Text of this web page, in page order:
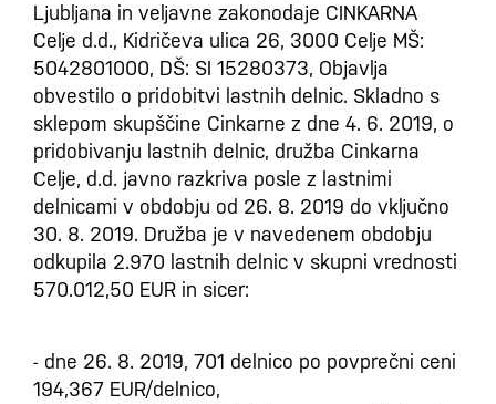
Ljubljana in veljavne zakonodaje CINKARNA
Celje d.d., Kidričeva ulica 26, 3000 Celje MŠ:
5042801000, DŠ: SI 15280373, Objavlja
obvestilo o pridobitvi lastnih delnic. Skladno s
sklepom skupščine Cinkarne z dne 4. 6. 2019, o
pridobivanju lastnih delnic, družba Cinkarna
Celje, d.d. javno razkriva posle z lastnimi
delnicami v obdobju od 26. 8. 2019 do vključno
30. 8. 2019. Družba je v navedenem obdobju
odkupila 2.970 lastnih delnic v skupni vrednosti
570.012,50 EUR in sicer:
- dne 26. 8. 2019, 701 delnico po povprečni ceni
194,367 EUR/delnico,